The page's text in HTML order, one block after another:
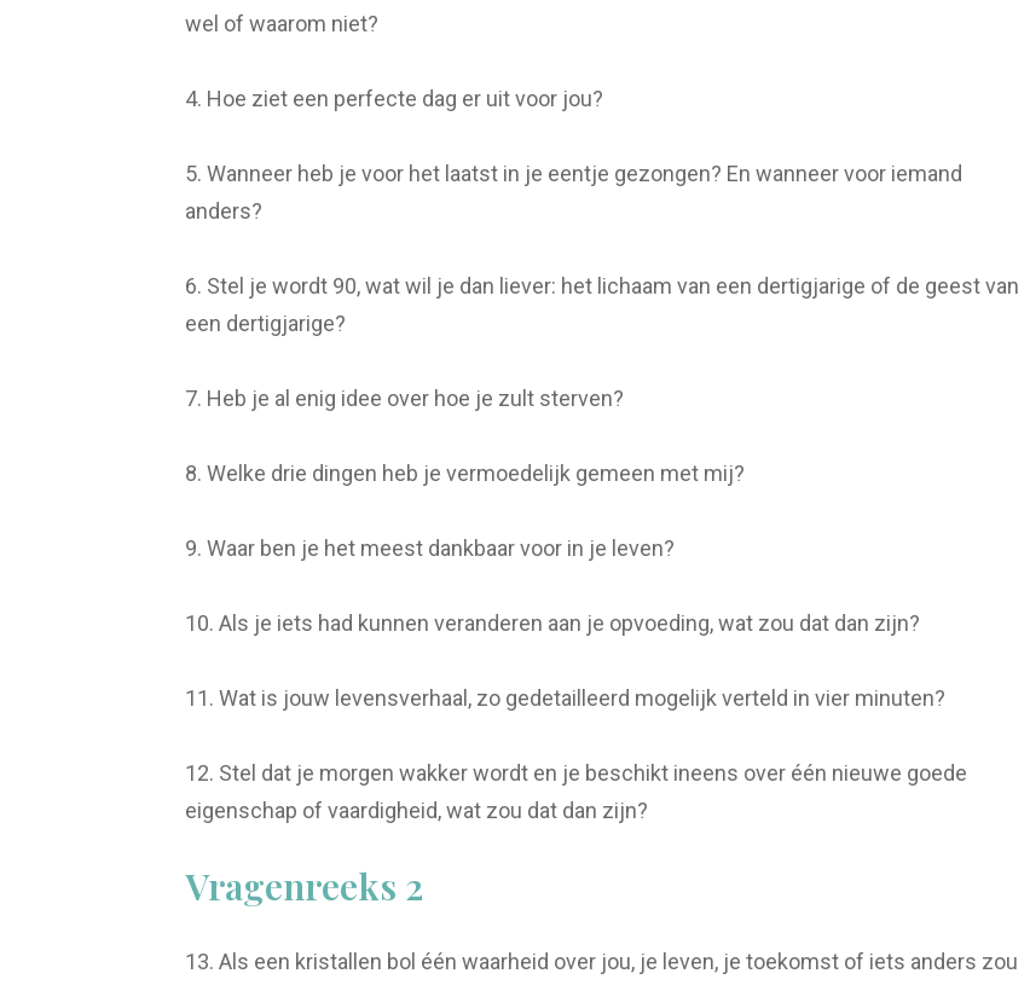
wel of waarom niet?
4. Hoe ziet een perfecte dag er uit voor jou?
5. Wanneer heb je voor het laatst in je eentje gezongen? En wanneer voor iemand
anders?
6. Stel je wordt 90, wat wil je dan liever: het lichaam van een dertigjarige of de geest van
een dertigjarige?
7. Heb je al enig idee over hoe je zult sterven?
8. Welke drie dingen heb je vermoedelijk gemeen met mij?
9. Waar ben je het meest dankbaar voor in je leven?
10. Als je iets had kunnen veranderen aan je opvoeding, wat zou dat dan zijn?
11. Wat is jouw levensverhaal, zo gedetailleerd mogelijk verteld in vier minuten?
12. Stel dat je morgen wakker wordt en je beschikt ineens over één nieuwe goede
eigenschap of vaardigheid, wat zou dat dan zijn?
Vragenreeks 2
13. Als een kristallen bol één waarheid over jou, je leven, je toekomst of iets anders zou